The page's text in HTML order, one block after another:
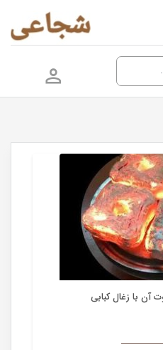
آن با زغال کبابی